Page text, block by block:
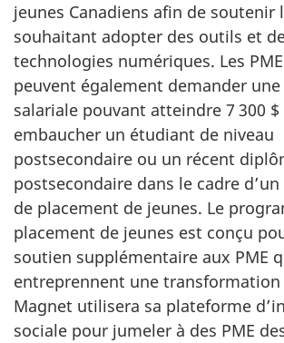
jeunes Canadiens afin de soutenir
souhaitant adopter des outils et
technologies numériques. Les
peuvent également demander
salariale pouvant atteindre 7 300
embaucher un étudiant de niveau
postsecondaire ou un récent
postsecondaire dans le cadre
de placement de jeunes. Le
placement de jeunes est conçu
soutien supplémentaire aux PME
entreprennent une
Magnet utilisera sa plateforme
sociale pour jumeler à des PME